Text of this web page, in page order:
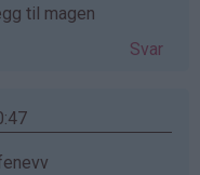
til magen
Svar